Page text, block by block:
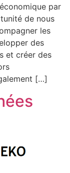
par
de nous
les
des
et créer des
[…]